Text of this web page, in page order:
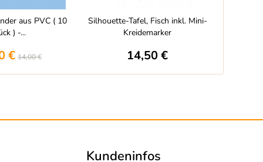
aus PVC ( 10
) -...
€ 14,00 €
Silhouette-Tafel, Fisch inkl. Mini-
Kreidemarker
14,50 €
Kundeninfos